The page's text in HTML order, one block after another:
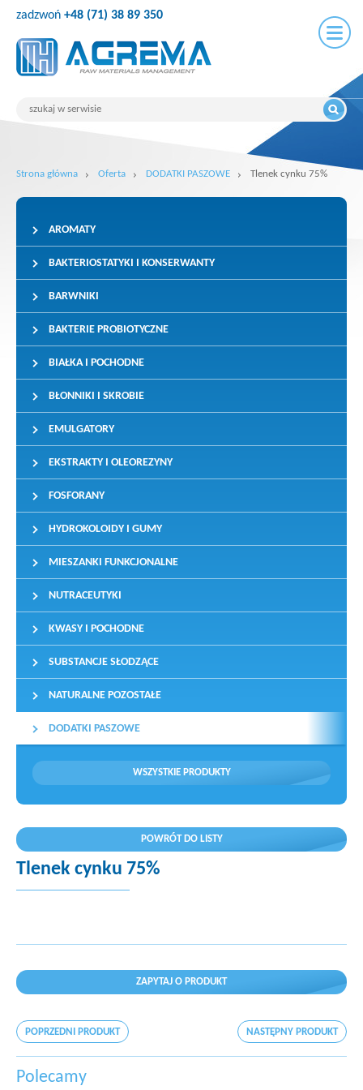
zadzwoń +48 (71) 38 89 350
Strona główna Oferta DODATKI PASZOWE Tlenek cynku 75%
AROMATY
BAKTERIOSTATYKI I KONSERWANTY
BARWNIKI
BAKTERIE PROBIOTYCZNE
BIAŁKA I POCHODNE
BŁONNIKI I SKROBIE
EMULGATORY
EKSTRAKTY I OLEOREZYNY
FOSFORANY
HYDROKOLOIDY I GUMY
MIESZANKI FUNKCJONALNE
NUTRACEUTYKI
KWASY I POCHODNE
SUBSTANCJE SŁODZĄCE
NATURALNE POZOSTAŁE
DODATKI PASZOWE
WSZYSTKIE PRODUKTY
POWRÓT DO LISTY
Tlenek cynku 75%
ZAPYTAJ O PRODUKT
POPRZEDNI PRODUKT NASTĘPNY PRODUKT
Polecamy